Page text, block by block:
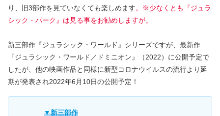
り、旧3部作を見ていなくても楽しめます。※少なくとも『ジュラ
シック・パーク』は見る事をお勧めしますが。
新三部作『ジュラシック・ワールド』シリーズですが、最新作
『ジュラシック・ワールド／ドミニオン』（2022）に公開予定で
したが、他の映画作品と同様に新型コロナウイルスの流行より延
期が発表され2022年6月10日の公開予定！
▼新三部作